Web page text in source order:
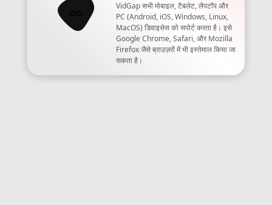
VidGap सभी मोबाइल, टैबलेट, लैपटॉप और
PC (Android, iOS, Windows, Linux,
MacOS) डिवाइसेस को सपोर्ट करता है। इसे
Google Chrome, Safari, और Mozilla
Firefox जैसे ब्राउज़रों में भी इस्तेमाल किया जा
सकता है।